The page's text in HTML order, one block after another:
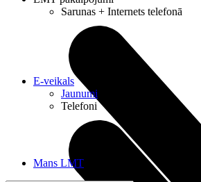
Sarunas + Internets telefonā
E-veikals
Jaunumi
Telefoni
Mans LMT